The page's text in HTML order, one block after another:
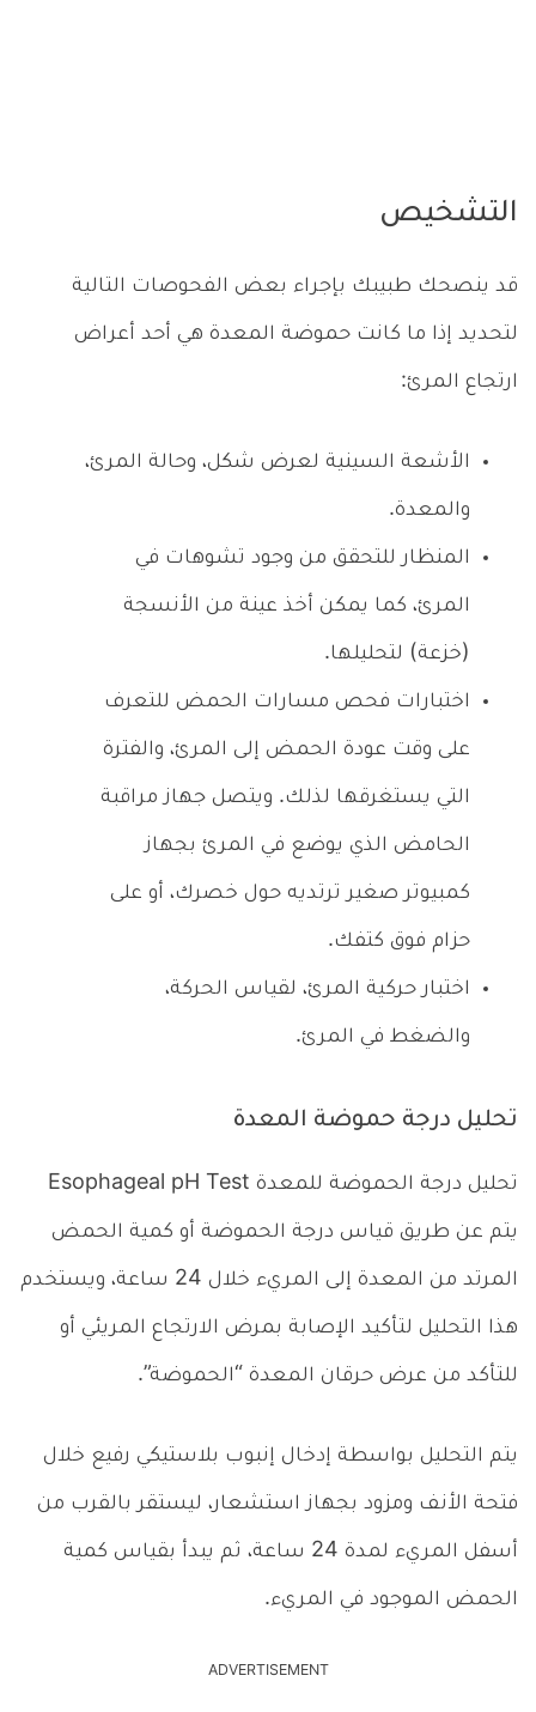
التشخيص
قد ينصحك طبيبك بإجراء بعض الفحوصات التالية
لتحديد إذا ما كانت حموضة المعدة هي أحد أعراض
ارتجاع المرئ:
الأشعة السينية لعرض شكل، وحالة المرئ،
والمعدة.
المنظار للتحقق من وجود تشوهات في
المرئ، كما يمكن أخذ عينة من الأنسجة
(خزعة) لتحليلها.
اختبارات فحص مسارات الحمض للتعرف
على وقت عودة الحمض إلى المرئ، والفترة
التي يستغرقها لذلك. ويتصل جهاز مراقبة
الحامض الذي يوضع في المرئ بجهاز
كمبيوتر صغير ترتديه حول خصرك، أو على
حزام فوق كتفك.
اختبار حركية المرئ، لقياس الحركة،
والضغط في المرئ.
تحليل درجة حموضة المعدة
تحليل درجة الحموضة للمعدة Esophageal pH Test
يتم عن طريق قياس درجة الحموضة أو كمية الحمض
المرتد من المعدة إلى المريء خلال 24 ساعة، ويستخدم
هذا التحليل لتأكيد الإصابة بمرض الارتجاع المريئي أو
للتأكد من عرض حرقان المعدة “الحموضة”.
يتم التحليل بواسطة إدخال إنبوب بلاستيكي رفيع خلال
فتحة الأنف ومزود بجهاز استشعار، ليستقر بالقرب من
أسفل المريء لمدة 24 ساعة، ثم يبدأ بقياس كمية
الحمض الموجود في المريء.
ADVERTISEMENT